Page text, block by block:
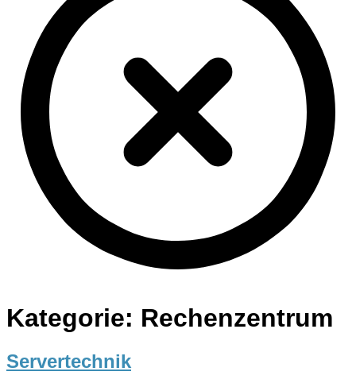
Kategorie: Rechenzentrum
Servertechnik